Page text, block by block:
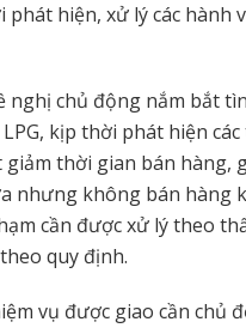
hiện, xử lý các hành
nghị chủ động nắm bắt
kịp thời phát hiện
thời gian bán hàng,
nhưng không bán hàng
cần được xử lý theo
quy định.
vụ được giao cần chủ